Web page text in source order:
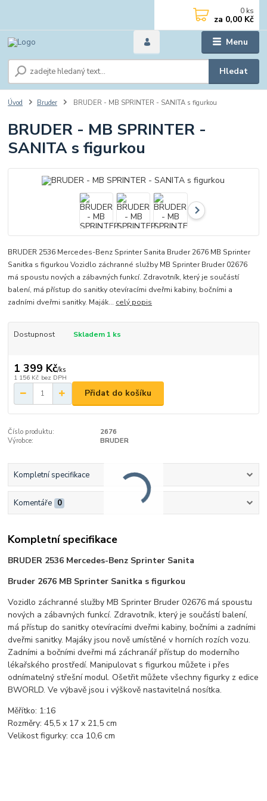
Menu
Hledat
0 ks
za 0,00 Kč
Úvod Bruder BRUDER - MB SPRINTER - SANITA s figurkou
BRUDER - MB SPRINTER -
SANITA s figurkou
BRUDER 2536 Mercedes-Benz Sprinter Sanita Bruder 2676 MB Sprinter
Sanitka s figurkou Vozidlo záchranné služby MB Sprinter Bruder 02676
má spoustu nových a zábavných funkcí. Zdravotník, který je součástí
balení, má přístup do sanitky otevíracími dveřmi kabiny, bočními a
zadními dveřmi sanitky. Maják... celý popis
Dostupnost Skladem 1 ks
1 399 Kč/ks
1 156 Kč bez DPH
Přidat do košíku
Číslo produktu:
2676
Výrobce:
BRUDER
Kompletní specifikace
Komentáře 0
Kompletní specifikace
BRUDER 2536 Mercedes-Benz Sprinter Sanita
Bruder 2676 MB Sprinter Sanitka s figurkou
Vozidlo záchranné služby MB Sprinter Bruder 02676 má spoustu
nových a zábavných funkcí. Zdravotník, který je součástí balení,
má přístup do sanitky otevíracími dveřmi kabiny, bočními a zadními
dveřmi sanitky. Majáky jsou nově umístěné v horních rozích vozu.
Zadními a bočními dveřmi má záchranář přístup do moderního
lékařského prostředí. Manipulovat s figurkou můžete i přes
odnímatelný střešní modul. Ošetřit můžete všechny figurky z edice
BWORLD. Ve výbavě jsou i výškově nastavitelná nosítka.
Měřítko: 1:16
Rozměry: 45,5 x 17 x 21,5 cm
Velikost figurky: cca 10,6 cm